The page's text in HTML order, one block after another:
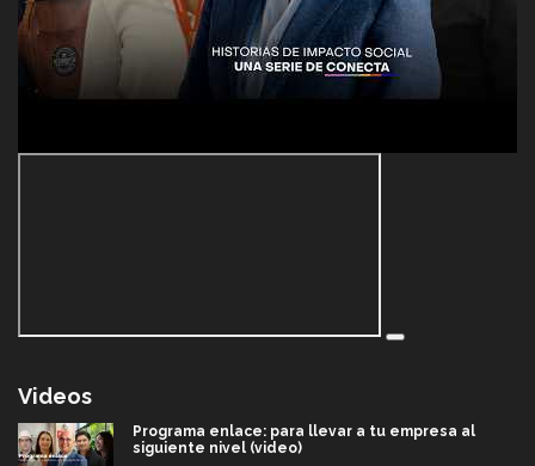
Videos
Programa enlace: para llevar a tu empresa al
siguiente nivel (video)